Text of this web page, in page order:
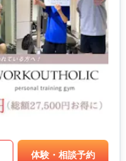
体験・相談予約